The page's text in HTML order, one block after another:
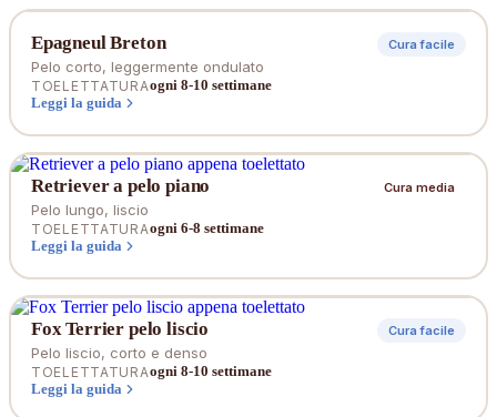
Epagneul Breton Cura facile
Pelo corto, leggermente ondulato
TOELETTATURAogni 8-10 settimane
Leggi la guida
Retriever a pelo piano Cura media
Pelo lungo, liscio
TOELETTATURAogni 6-8 settimane
Leggi la guida
Fox Terrier pelo liscio Cura facile
Pelo liscio, corto e denso
TOELETTATURAogni 8-10 settimane
Leggi la guida